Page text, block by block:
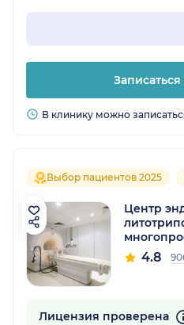
В клинику можно
Выбор пациентов 2025
Центр
4.8
Лицензия проверена